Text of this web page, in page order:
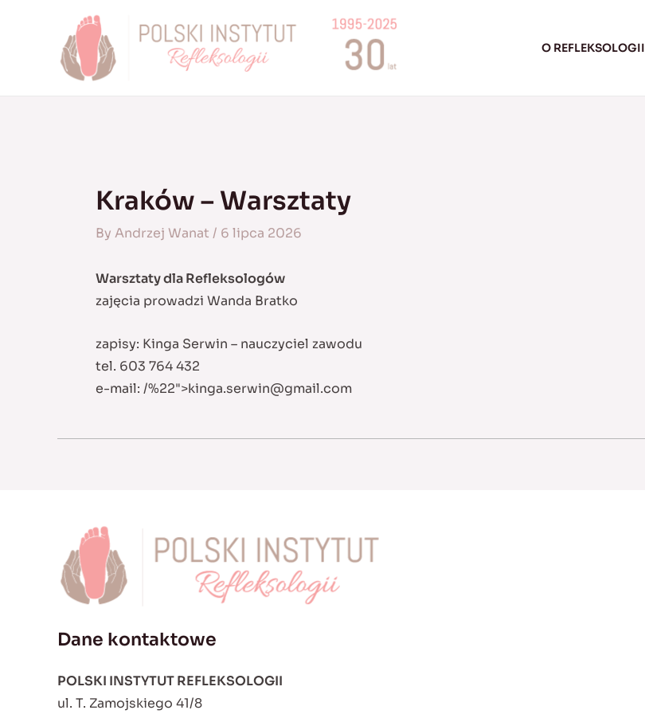
O REFLEKSOLOGII
Kraków – Warsztaty
By Andrzej Wanat / 6 lipca 2026
Warsztaty dla Refleksologów
zajęcia prowadzi Wanda Bratko
zapisy: Kinga Serwin – nauczyciel zawodu
tel. 603 764 432
e-mail: /%22">kinga.serwin@gmail.com
Dane kontaktowe
POLSKI INSTYTUT REFLEKSOLOGII
ul. T. Zamojskiego 41/8